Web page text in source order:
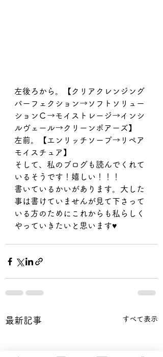
左後ろから。【クリアクレンジング
パーフェクション→ソフトソリュー
ションＣ→モイストレージ→インシ
ルヴェール→クリーンポアーズ】
左前。【エンリッチソープ→リペア
モイスチュア】
そして、私のブログも読んでくれて
いるそうです！嬉しい！！！
書いているかいがあります。大した
事は書けていませんが見て下さって
いる方のためにこれからも私らしく
やっていきたいと思います♥
最新記事 すべて表示